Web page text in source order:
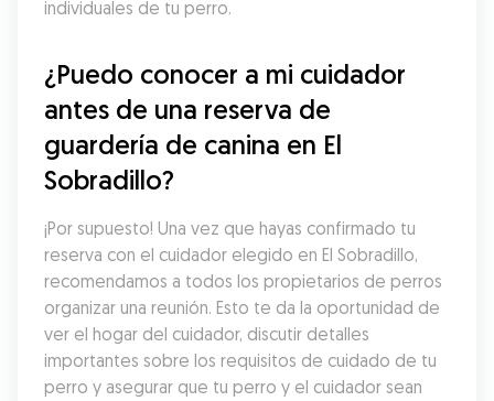
individuales de tu perro.
¿Puedo conocer a mi cuidador
antes de una reserva de
guardería de canina en El
Sobradillo?
¡Por supuesto! Una vez que hayas confirmado tu
reserva con el cuidador elegido en El Sobradillo,
recomendamos a todos los propietarios de perros
organizar una reunión. Esto te da la oportunidad de
ver el hogar del cuidador, discutir detalles
importantes sobre los requisitos de cuidado de tu
perro y asegurar que tu perro y el cuidador sean